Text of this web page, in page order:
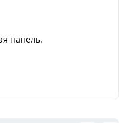
панель.